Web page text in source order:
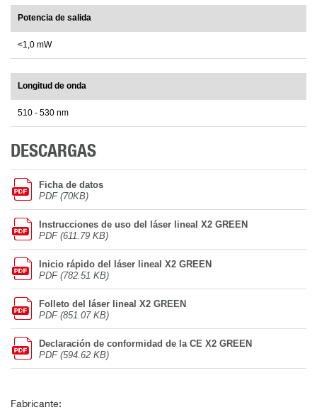
Potencia de salida
<1,0 mW
Longitud de onda
510 - 530 nm
DESCARGAS
Ficha de datos
PDF (70KB)
Instrucciones de uso del láser lineal X2 GREEN
PDF (611.79 KB)
Inicio rápido del láser lineal X2 GREEN
PDF (782.51 KB)
Folleto del láser lineal X2 GREEN
PDF (851.07 KB)
Declaración de conformidad de la CE X2 GREEN
PDF (594.62 KB)
Fabricante: